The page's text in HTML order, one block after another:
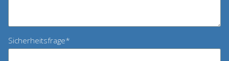
Pflichtfeld
Sicherheitsfrage*